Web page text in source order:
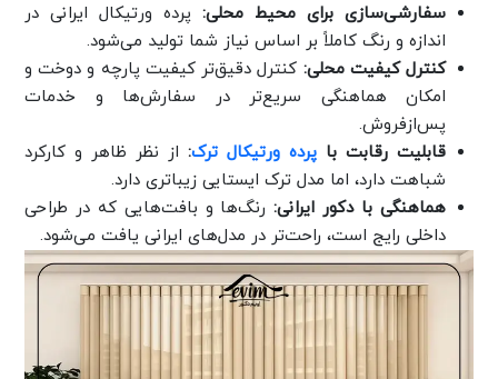
سفارشی‌سازی برای محیط محلی: پرده ورتیکال ایرانی در
اندازه و رنگ کاملاً بر اساس نیاز شما تولید می‌شود.
کنترل کیفیت محلی: کنترل دقیق‌تر کیفیت پارچه و دوخت و
امکان هماهنگی سریع‌تر در سفارش‌ها و خدمات
پس‌ازفروش.
قابلیت رقابت با پرده ورتیکال ترک: از نظر ظاهر و کارکرد
شباهت دارد، اما مدل ترک ایستایی زیباتری دارد.
هماهنگی با دکور ایرانی:رنگ‌ها و بافت‌هایی که در طراحی
داخلی رایج است، راحت‌تر در مدل‌های ایرانی یافت می‌شود.